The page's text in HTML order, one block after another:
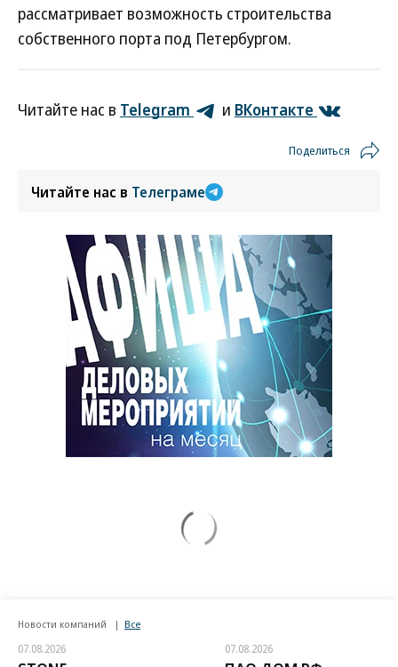
рассматривает возможность строительства
собственного порта под Петербургом.
Читайте нас в Telegram и ВКонтакте
Поделиться
Читайте нас в Телеграме
Новости компаний Все
07.08.2026 07.08.2026